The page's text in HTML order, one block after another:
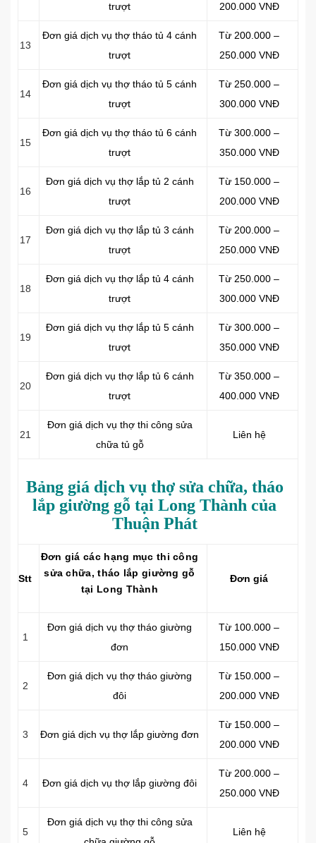
trượt
200.000 VNĐ
13
Đơn giá dịch vụ thợ tháo tủ 4 cánh
trượt
Từ 200.000 –
250.000 VNĐ
14
Đơn giá dịch vụ thợ tháo tủ 5 cánh
trượt
Từ 250.000 –
300.000 VNĐ
15
Đơn giá dịch vụ thợ tháo tủ 6 cánh
trượt
Từ 300.000 –
350.000 VNĐ
16
Đơn giá dịch vụ thợ lắp tủ 2 cánh
trượt
Từ 150.000 –
200.000 VNĐ
17
Đơn giá dịch vụ thợ lắp tủ 3 cánh
trượt
Từ 200.000 –
250.000 VNĐ
18
Đơn giá dịch vụ thợ lắp tủ 4 cánh
trượt
Từ 250.000 –
300.000 VNĐ
19
Đơn giá dịch vụ thợ lắp tủ 5 cánh
trượt
Từ 300.000 –
350.000 VNĐ
20
Đơn giá dịch vụ thợ lắp tủ 6 cánh
trượt
Từ 350.000 –
400.000 VNĐ
21
Đơn giá dịch vụ thợ thi công sửa
chữa tủ gỗ
Liên hệ
Bảng giá dịch vụ thợ sửa chữa, tháo
lắp giường gỗ tại Long Thành của
Thuận Phát
Stt
Đơn giá các hạng mục thi công
sửa chữa, tháo lắp giường gỗ
tại Long Thành
Đơn giá
1
Đơn giá dịch vụ thợ tháo giường
đơn
Từ 100.000 –
150.000 VNĐ
2
Đơn giá dịch vụ thợ tháo giường
đôi
Từ 150.000 –
200.000 VNĐ
3 Đơn giá dịch vụ thợ lắp giường đơn
Từ 150.000 –
200.000 VNĐ
4 Đơn giá dịch vụ thợ lắp giường đôi
Từ 200.000 –
250.000 VNĐ
5
Đơn giá dịch vụ thợ thi công sửa
Liên hệ